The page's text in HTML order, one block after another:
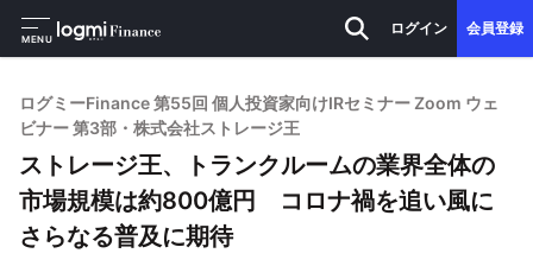
MENU
ログイン 会員登録
ログミーFinance 第55回 個人投資家向けIRセミナー Zoom ウェ
ビナー 第3部・株式会社ストレージ王
ストレージ王、トランクルームの業界全体の
市場規模は約800億円 コロナ禍を追い風に
さらなる普及に期待